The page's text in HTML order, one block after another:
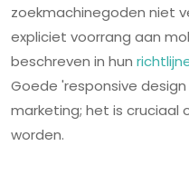
zoekmachinegoden niet
expliciet voorrang aan
beschreven in hun
Goede 'responsive
marketing; het is cruciaal
worden.